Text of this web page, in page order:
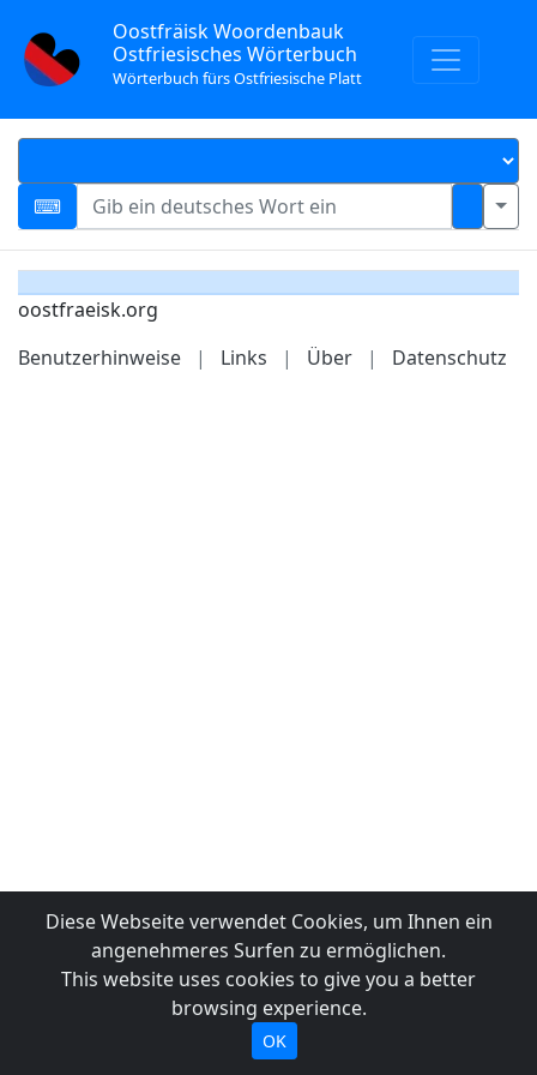
Oostfräisk Woordenbauk
Ostfriesisches Wörterbuch
Wörterbuch fürs Ostfriesische Platt
oostfraeisk.org
Benutzerhinweise
| Links | Über | Datenschutz
Diese Webseite verwendet Cookies, um Ihnen ein
angenehmeres Surfen zu ermöglichen.
This website uses cookies to give you a better
browsing experience.
OK